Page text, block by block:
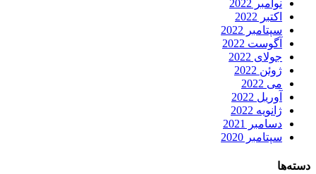
نوامبر 2022
اکتبر 2022
سپتامبر 2022
آگوست 2022
جولای 2022
ژوئن 2022
می 2022
آوریل 2022
ژانویه 2022
دسامبر 2021
سپتامبر 2020
دسته‌ها